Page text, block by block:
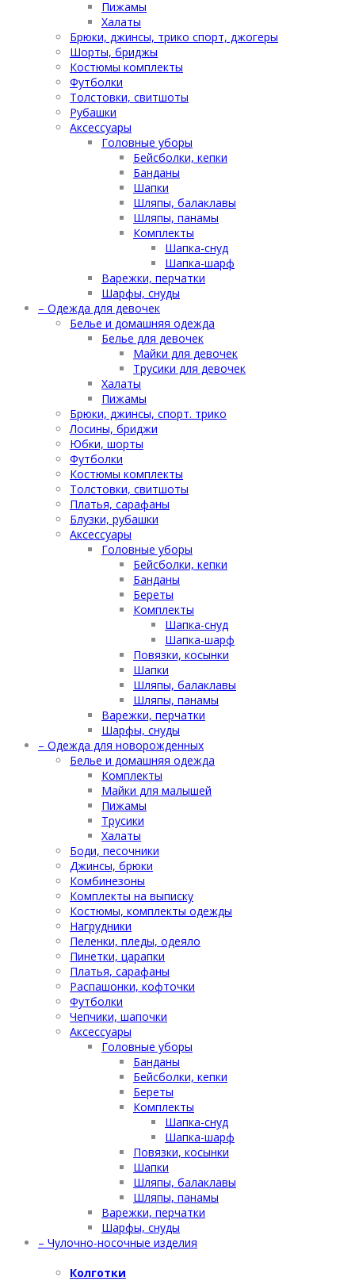
Пижамы
Халаты
Брюки, джинсы, трико спорт, джогеры
Шорты, бриджы
Костюмы комплекты
Футболки
Толстовки, свитшоты
Рубашки
Аксессуары
Головные уборы
Бейсболки, кепки
Банданы
Шапки
Шляпы, балаклавы
Шляпы, панамы
Комплекты
Шапка-снуд
Шапка-шарф
Варежки, перчатки
Шарфы, снуды
– Одежда для девочек
Белье и домашняя одежда
Белье для девочек
Майки для девочек
Трусики для девочек
Халаты
Пижамы
Брюки, джинсы, спорт. трико
Лосины, бриджи
Юбки, шорты
Футболки
Костюмы комплекты
Толстовки, свитшоты
Платья, сарафаны
Блузки, рубашки
Аксессуары
Головные уборы
Бейсболки, кепки
Банданы
Береты
Комплекты
Шапка-снуд
Шапка-шарф
Повязки, косынки
Шапки
Шляпы, балаклавы
Шляпы, панамы
Варежки, перчатки
Шарфы, снуды
– Одежда для новорожденных
Белье и домашняя одежда
Комплекты
Майки для малышей
Пижамы
Трусики
Халаты
Боди, песочники
Джинсы, брюки
Комбинезоны
Комплекты на выписку
Костюмы, комплекты одежды
Нагрудники
Пеленки, пледы, одеяло
Пинетки, царапки
Платья, сарафаны
Распашонки, кофточки
Футболки
Чепчики, шапочки
Аксессуары
Головные уборы
Банданы
Бейсболки, кепки
Береты
Комплекты
Шапка-снуд
Шапка-шарф
Повязки, косынки
Шапки
Шляпы, балаклавы
Шляпы, панамы
Варежки, перчатки
Шарфы, снуды
– Чулочно-носочные изделия
Колготки